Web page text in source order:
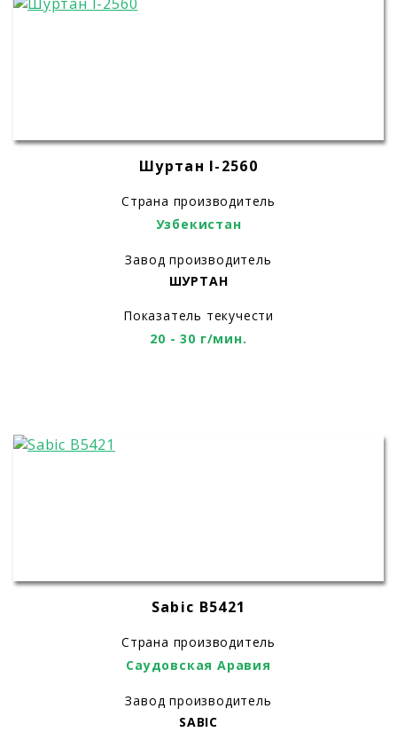
Шуртан I-2560
Страна производитель
Узбекистан
Завод производитель
ШУРТАН
Показатель текучести
20 - 30 г/мин.
Sabic B5421
Страна производитель
Саудовская Аравия
Завод производитель
SABIC